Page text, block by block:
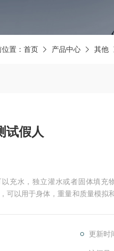
置： 首页 产品中心 其他
试假人
充水，独立灌水或者固体填充
可以用于身体，重量和质量模拟
更新时